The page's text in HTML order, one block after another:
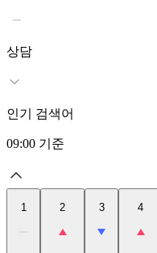
상담
인기 검색어
09:00 기준
1 2 3 4